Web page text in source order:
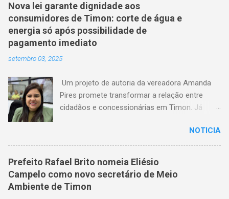
Nova lei garante dignidade aos
consumidores de Timon: corte de água e
energia só após possibilidade de
pagamento imediato
setembro 03, 2025
Um projeto de autoria da vereadora Amanda
Pires promete transformar a relação entre
cidadãos e concessionárias em Timon. Já
estabelece que consumidores terão o direito
de quitar seus débitos de água e energia
elétrica no momento anterior ao corte do
serviço — garantindo mais dignidade e evitando
que famílias fiquem sem itens essenciais em
NOTICIA
Prefeito Rafael Brito nomeia Eliésio
Campelo como novo secretário de Meio
Ambiente de Timon